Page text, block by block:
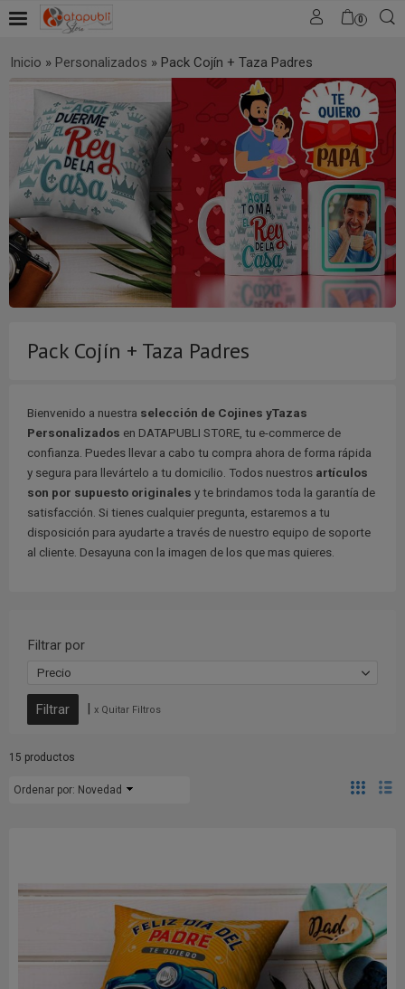
0
Inicio » Personalizados » Pack Cojín + Taza Padres
Pack Cojín + Taza Padres
Bienvenido a nuestra selección de Cojines yTazas
Personalizados en DATAPUBLI STORE, tu e-commerce de
confianza. Puedes llevar a cabo tu compra ahora de forma rápida
y segura para llevártelo a tu domicilio. Todos nuestros artículos
son por supuesto originales y te brindamos toda la garantía de
satisfacción. Si tienes cualquier pregunta, estaremos a tu
disposición para ayudarte a través de nuestro equipo de soporte
al cliente. Desayuna con la imagen de los que mas quieres.
Filtrar por
Precio
| x Quitar Filtros
15 productos
Ordenar por: Novedad